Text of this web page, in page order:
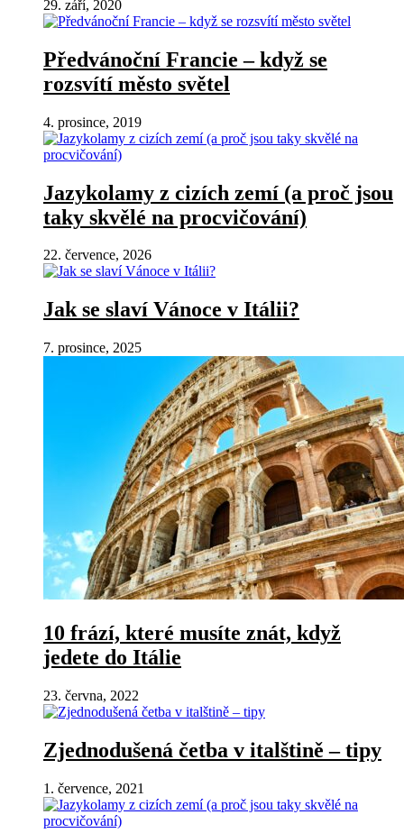
29. září, 2020
Předvánoční Francie – když se
rozsvítí město světel
4. prosince, 2019
Jazykolamy z cizích zemí (a proč jsou
taky skvělé na procvičování)
22. července, 2026
Jak se slaví Vánoce v Itálii?
7. prosince, 2025
10 frází, které musíte znát, když
jedete do Itálie
23. června, 2022
Zjednodušená četba v italštině – tipy
1. července, 2021